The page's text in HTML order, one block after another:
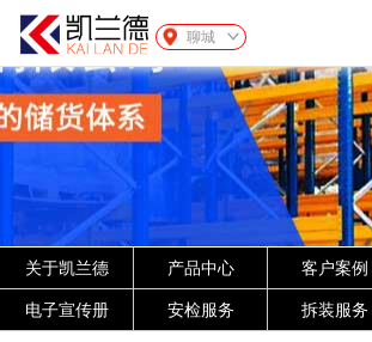
聊城
关于凯兰德 产品中心 客户案例
电子宣传册 安检服务 拆装服务